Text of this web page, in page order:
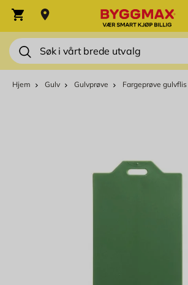
Søk
Varekurv
Hjem Gulv Gulvprøve Fargeprøve gulvflis